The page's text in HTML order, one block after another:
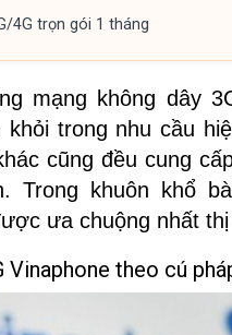
4G trọn gói 1 tháng
mạng không dây
khỏi trong nhu cầu
cũng đều cung
Trong khuôn khổ
ưa chuộng nhất
Vinaphone theo cú